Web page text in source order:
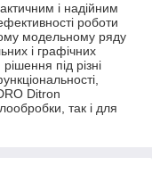
і надійним
роботи
модельному ряду
і графічних
під різні
Ditron
так і для